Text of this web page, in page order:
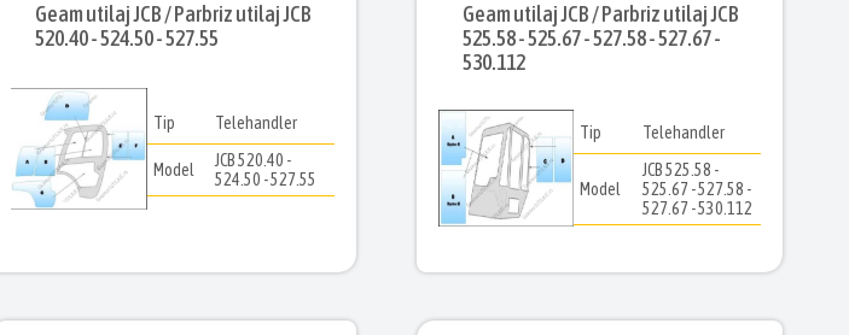
Geam utilaj JCB / Parbriz utilaj JCB
520.40 - 524.50 - 527.55
Tip Telehandler
Model
JCB 520.40 -
524.50 - 527.55
Geam utilaj JCB / Parbriz utilaj JCB
525.58 - 525.67 - 527.58 - 527.67 -
530.112
Tip Telehandler
Model
JCB 525.58 -
525.67 - 527.58 -
527.67 - 530.112